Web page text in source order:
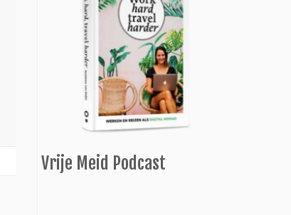
Vrije Meid Podcast